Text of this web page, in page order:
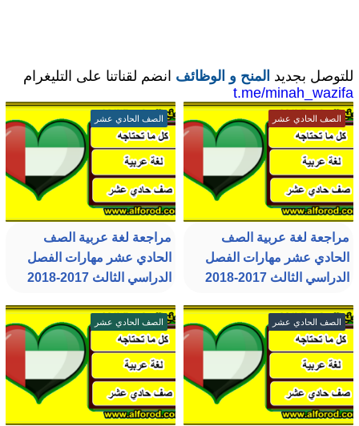
للتوصل بجديد المنح و الوظائف انضم لقناتنا على التليغرام
t.me/minah_wazifa
الصف الحادي عشر
مراجعة لغة عربية الصف
الحادي عشر مهارات الفصل
الدراسي الثالث 2017-2018
الصف الحادي عشر
مراجعة لغة عربية الصف
الحادي عشر مهارات الفصل
الدراسي الثالث 2017-2018
الصف الحادي عشر الصف الحادي عشر